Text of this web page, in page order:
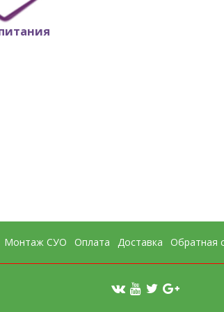
Монтаж СУО Оплата Доставка Обратная